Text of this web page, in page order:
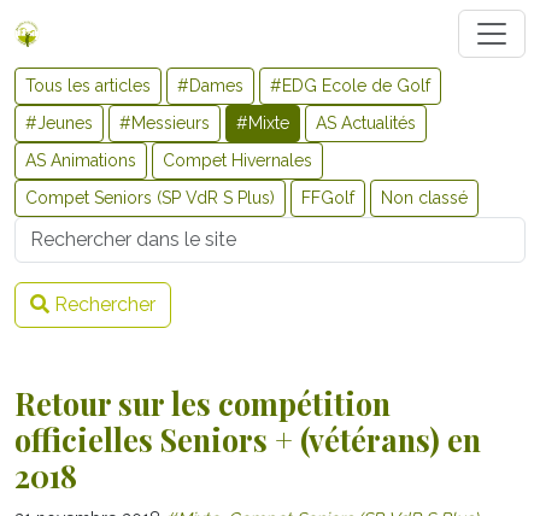
Tous les articles #Dames
#EDG Ecole de Golf
#Jeunes
#Messieurs #Mixte
AS Actualités
AS Animations
Compet Hivernales
Compet Seniors (SP VdR S Plus)
FFGolf Non classé
Username
Rechercher
Retour sur les compétition
officielles Seniors + (vétérans) en
2018